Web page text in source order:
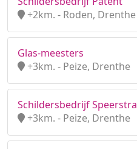
+2km. - Roden, Drenthe
Glas-meesters
+3km. - Peize, Drenthe
Schildersbedrijf Speerstra
+3km. - Peize, Drenthe